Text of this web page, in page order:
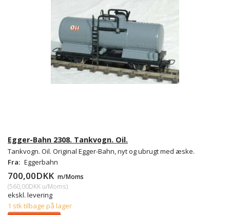
Egger-Bahn 2308. Tankvogn. Oil.
Tankvogn. Oil. Original Egger-Bahn, nyt og ubrugt med æske.
Fra: Eggerbahn
700,00DKK m/Moms
(560,00DKK u/Moms)
ekskl. levering
1 stk tilbage på lager